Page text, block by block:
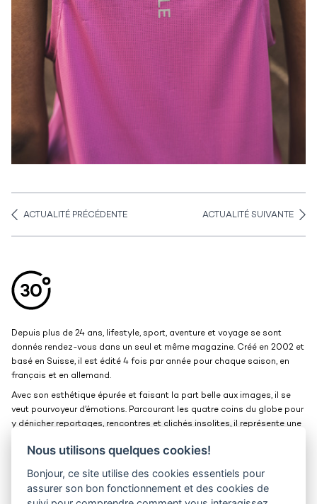
ACTUALITÉ PRÉCÉDENTE ACTUALITÉ SUIVANTE
Depuis plus de 24 ans, lifestyle, sport, aventure et voyage se sont
donnés rendez-vous dans un seul et même magazine. Créé en 2002 et
basé en Suisse, il est édité 4 fois par année pour chaque saison, en
français et en allemand.
Avec son esthétique épurée et faisant la part belle aux images, il se
veut pourvoyeur d’émotions. Parcourant les quatre coins du globe pour
y dénicher reportages, rencontres et clichés insolites, il représente une
Contact
Nous utilisons quelques cookies!
Bonjour, ce site utilise des cookies essentiels pour
assurer son bon fonctionnement et des cookies de